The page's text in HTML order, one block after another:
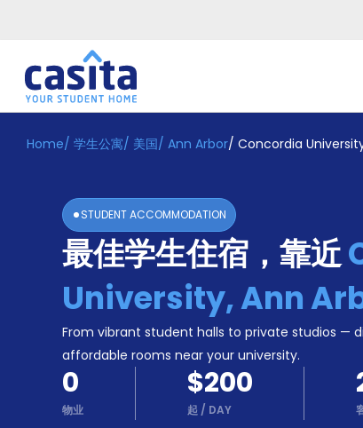
Home ZH USD
入
Booking
Accommodation
Become
Home/ 学生公寓/ 美国/ Ann Arbor/ Concordia
STUDENT ACCOMMODATION
最佳学生住宿，靠近
University, Ann
From vibrant student halls to private studios —
affordable rooms near your university.
0
物业
$200
起 / DAY